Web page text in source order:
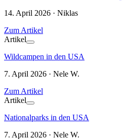
14. April 2026 · Niklas
Zum Artikel
Artikel
Wildcampen in den USA
7. April 2026 · Nele W.
Zum Artikel
Artikel
Nationalparks in den USA
7. April 2026 · Nele W.